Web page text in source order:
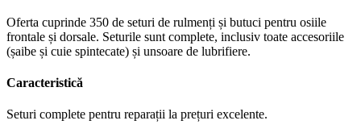
Oferta cuprinde 350 de seturi de rulmenți și butuci pentru osiile
frontale și dorsale. Seturile sunt complete, inclusiv toate accesoriile
(șaibe și cuie spintecate) și unsoare de lubrifiere.
Caracteristică
Seturi complete pentru reparații la prețuri excelente.